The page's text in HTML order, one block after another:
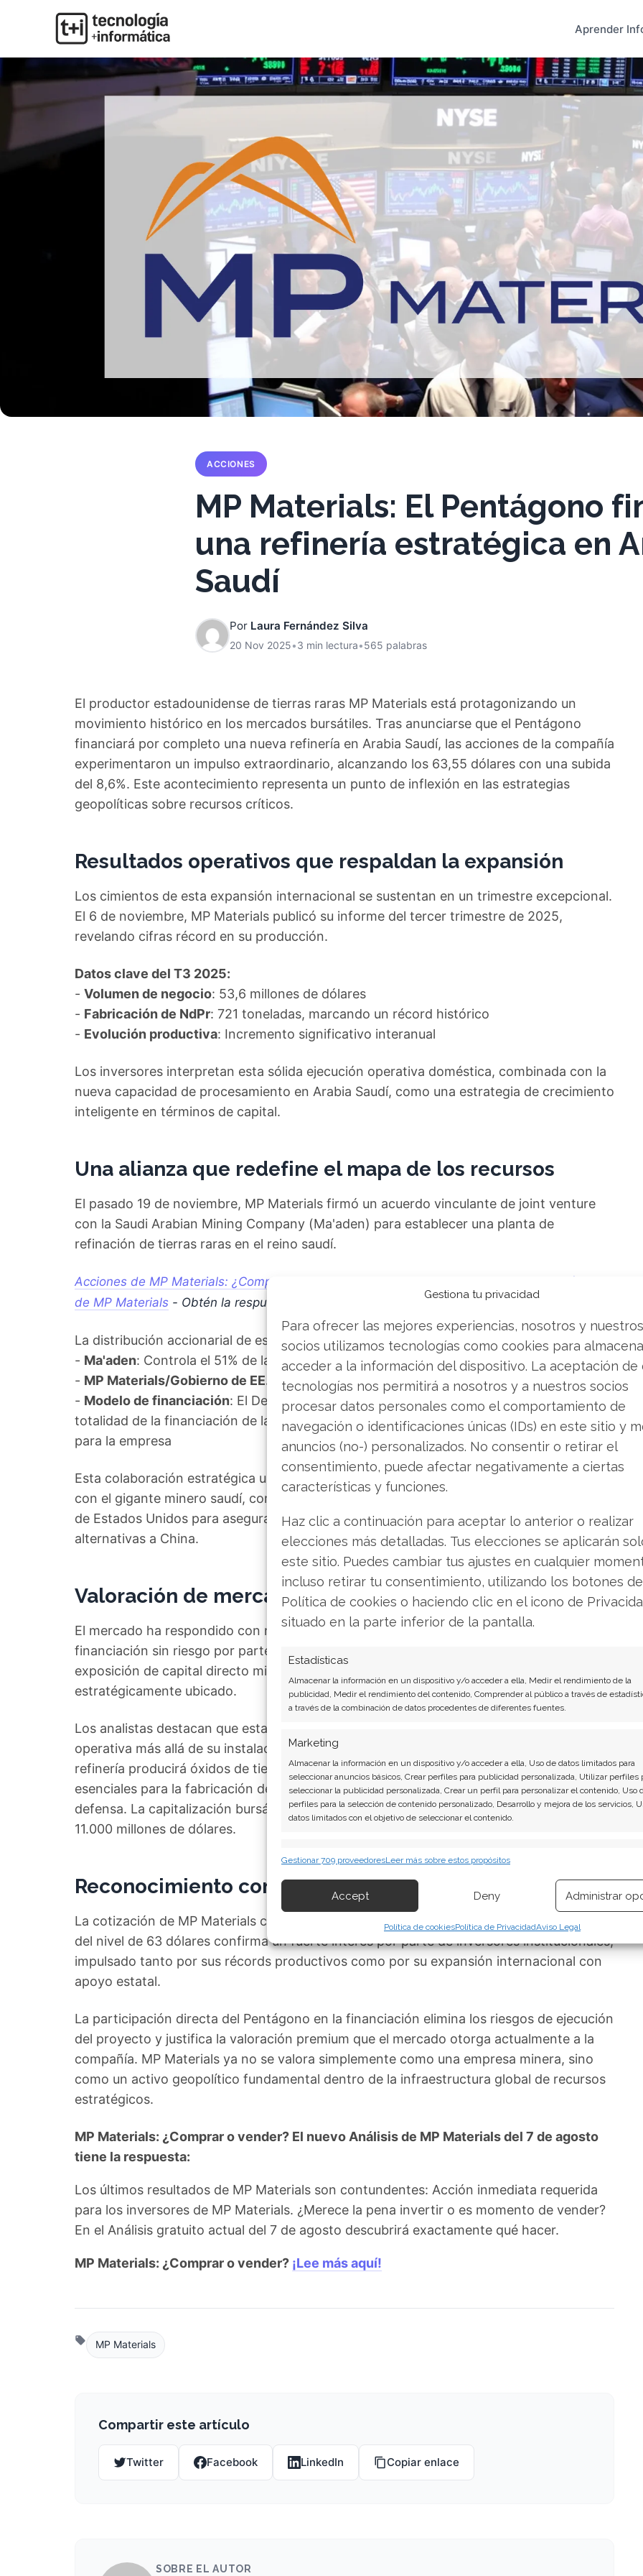
Gestiona tu privacidad
Para ofrecer las mejores experiencias, nosotros y nuestros
socios utilizamos tecnologías como cookies para
acceder a la información del dispositivo. La aceptación de
tecnologías nos permitirá a nosotros y a nuestros socios
procesar datos personales como el comportamiento de
navegación o identificaciones únicas (IDs) en este sitio y
anuncios (no-) personalizados. No consentir o retirar el
consentimiento, puede afectar negativamente a ciertas
características y funciones.
Haz clic a continuación para aceptar lo anterior o realizar
elecciones más detalladas. Tus elecciones se aplicarán
este sitio. Puedes cambiar tus ajustes en cualquier
incluso retirar tu consentimiento, utilizando los botones
Política de cookies o haciendo clic en el icono de
situado en la parte inferior de la pantalla.
Estadísticas
Almacenar la información en un dispositivo y/o acceder a ella, Medir el rendimiento de la
publicidad, Medir el rendimiento del contenido, Comprender al público a través de
a través de la combinación de datos procedentes de diferentes fuentes.
Marketing
Almacenar la información en un dispositivo y/o acceder a ella, Uso de datos limitados para
seleccionar anuncios básicos, Crear perfiles para publicidad personalizada, Utilizar perfiles
seleccionar la publicidad personalizada, Crear un perfil para personalizar el contenido, Uso
perfiles para la selección de contenido personalizado, Desarrollo y mejora de los servicios,
datos limitados con el objetivo de seleccionar el contenido.
información transmitida de forma automática.
Garantizar la seguridad, evitar y detectar fraudes, y eliminar
fallos, Ofrecer y presentar publicidad y contenido, Guardar y
comunicar las preferencias de privacidad.
Gestionar 709 proveedoresLeer más sobre estos propósitos
Accept Deny Administrar
Política de cookiesPolítica de PrivacidadAviso Legal
Aprender
ACCIONES
MP Materials: El Pentágono
una refinería estratégica en
Saudí
Por Laura Fernández Silva
20 Nov 2025•3 min lectura•565 palabras
El productor estadounidense de tierras raras MP Materials está protagonizando un
movimiento histórico en los mercados bursátiles. Tras anunciarse que el Pentágono
financiará por completo una nueva refinería en Arabia Saudí, las acciones de la compañía
experimentaron un impulso extraordinario, alcanzando los 63,55 dólares con una subida
del 8,6%. Este acontecimiento representa un punto de inflexión en las estrategias
geopolíticas sobre recursos críticos.
Resultados operativos que respaldan la expansión
Los cimientos de esta expansión internacional se sustentan en un trimestre excepcional.
El 6 de noviembre, MP Materials publicó su informe del tercer trimestre de 2025,
revelando cifras récord en su producción.
Datos clave del T3 2025:
- Volumen de negocio: 53,6 millones de dólares
- Fabricación de NdPr: 721 toneladas, marcando un récord histórico
- Evolución productiva: Incremento significativo interanual
Los inversores interpretan esta sólida ejecución operativa doméstica, combinada con la
nueva capacidad de procesamiento en Arabia Saudí, como una estrategia de crecimiento
inteligente en términos de capital.
Una alianza que redefine el mapa de los recursos
El pasado 19 de noviembre, MP Materials firmó un acuerdo vinculante de joint venture
con la Saudi Arabian Mining Company (Ma'aden) para establecer una planta de
refinación de tierras raras en el reino saudí.
Acciones de MP Materials: ¿Comprar, mantener o vender? Descarga gratuita de tu análisis
de MP Materials - Obtén la respuesta que andabas buscando.
La distribución accionarial de este proyecto queda establecida de la siguiente manera:
- Ma'aden: Controla el 51% de la participación mayoritaria
- MP Materials/Gobierno de EE.UU.: Poseen colectivamente el 49%
- Modelo de financiación: El Departamento de Defensa norteamericano asume la
totalidad de la financiación de la parte estadounidense, eliminando el riesgo de inversión
para la empresa
Esta colaboración estratégica une al principal productor estadounidense de tierras raras
con el gigante minero saudí, contando con el respaldo explícito de la política de defensa
de Estados Unidos para asegurar cadenas de suministro de materiales críticos
alternativas a China.
Valoración de mercado en ascenso
El mercado ha respondido con notable optimismo a las condiciones de este acuerdo. La
financiación sin riesgo por parte del Pentágono permite a MP Materials limitar su
exposición de capital directo mientras accede a un centro de refinación
estratégicamente ubicado.
Los analistas destacan que esta jugada permite a la empresa diversificar su base
operativa más allá de su instalación principal de Mountain Pass en California. La nueva
refinería producirá óxidos de tierras raras ligeras y pesadas por separado, componentes
esenciales para la fabricación de imanes de vehículos eléctricos y tecnologías de
defensa. La capitalización bursátil de MP Materials se aproxima ya a la barrera de los
11.000 millones de dólares.
Reconocimiento como actor geopolítico clave
La cotización de MP Materials consolida una tendencia alcista bien definida. La ruptura
del nivel de 63 dólares confirma un fuerte interés por parte de inversores institucionales,
impulsado tanto por sus récords productivos como por su expansión internacional con
apoyo estatal.
La participación directa del Pentágono en la financiación elimina los riesgos de ejecución
del proyecto y justifica la valoración premium que el mercado otorga actualmente a la
compañía. MP Materials ya no se valora simplemente como una empresa minera, sino
como un activo geopolítico fundamental dentro de la infraestructura global de recursos
estratégicos.
MP Materials: ¿Comprar o vender? El nuevo Análisis de MP Materials del 7 de agosto
tiene la respuesta:
Los últimos resultados de MP Materials son contundentes: Acción inmediata requerida
para los inversores de MP Materials. ¿Merece la pena invertir o es momento de vender?
En el Análisis gratuito actual del 7 de agosto descubrirá exactamente qué hacer.
MP Materials: ¿Comprar o vender? ¡Lee más aquí!
MP Materials
Compartir este artículo
Twitter Facebook LinkedIn Copiar enlace
SOBRE EL AUTOR